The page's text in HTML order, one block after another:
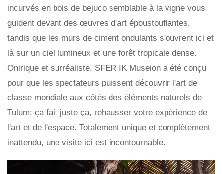
incurvés en bois de bejuco semblable à la vigne vous
guident devant des œuvres d'art époustouflantes,
tandis que les murs de ciment ondulants s'ouvrent ici et
là sur un ciel lumineux et une forêt tropicale dense.
Onirique et surréaliste, SFER IK Museion a été conçu
pour que les spectateurs puissent découvrir l'art de
classe mondiale aux côtés des éléments naturels de
Tulum; ça fait juste ça, rehausser votre expérience de
l'art et de l'espace. Totalement unique et complètement
inattendu, une visite ici est incontournable.